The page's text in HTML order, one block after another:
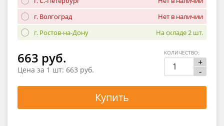
г. Волгоград
Нет в наличии
г. Ростов-на-Дону
На складе 2 шт.
663 руб.
Цена за 1 шт: 663 руб.
+
-
КОЛИЧЕСТВО:
Купить